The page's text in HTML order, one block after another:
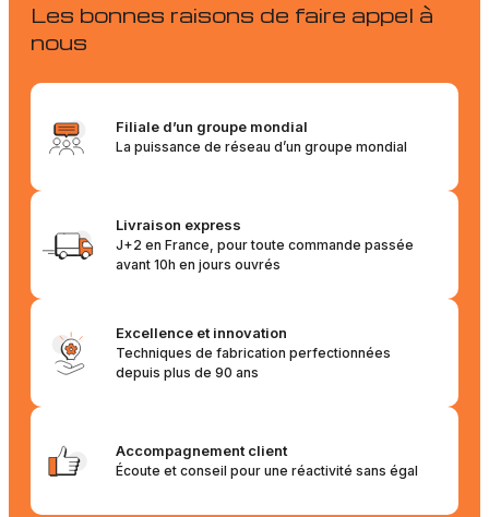
Les bonnes raisons de faire appel à
nous
Filiale d’un groupe mondial
La puissance de réseau d’un groupe mondial
Livraison express
J+2 en France, pour toute commande passée
avant 10h en jours ouvrés
Excellence et innovation
Techniques de fabrication perfectionnées
depuis plus de 90 ans
Accompagnement client
Écoute et conseil pour une réactivité sans égal